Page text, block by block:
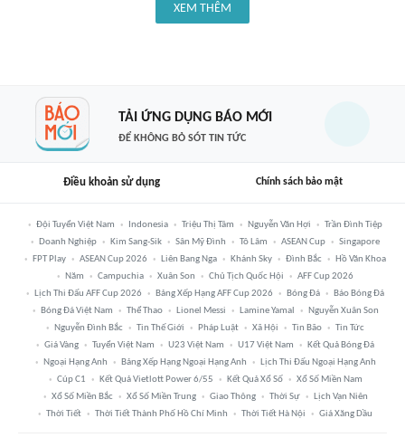
XEM THÊM
TẢI ỨNG DỤNG BÁO MỚI
ĐỂ KHÔNG BỎ SÓT TIN TỨC
Điều khoản sử dụng Chính sách bảo mật
Đội Tuyển Việt Nam Indonesia Triệu Thị Tâm Nguyễn Văn Hợi
Trần Đình Tiệp
Doanh Nghiệp
Kim Sang-Sik Sân Mỹ Đình Tô Lâm ASEAN Cup
Singapore
FPT Play
ASEAN Cup 2026 Liên Bang Nga Khánh Sky Đình Bắc
Hồ Văn Khoa
Năm
Campuchia Xuân Son Chủ Tịch Quốc Hội
AFF Cup 2026
Lịch Thi Đấu AFF Cup 2026
Bảng Xếp Hạng AFF Cup 2026 Bóng Đá
Báo Bóng Đá
Bóng Đá Việt Nam
Thể Thao Lionel Messi Lamine Yamal
Nguyễn Xuân Son
Nguyễn Đình Bắc
Tin Thế Giới Pháp Luật Xã Hội Tin Bão
Tin Tức
Giá Vàng
Tuyển Việt Nam U23 Việt Nam U17 Việt Nam
Kết Quả Bóng Đá
Ngoại Hạng Anh
Bảng Xếp Hạng Ngoại Hạng Anh
Lịch Thi Đấu Ngoại Hạng Anh
Cúp C1
Kết Quả Vietlott Power 6/55 Kết Quả Xổ Số
Xổ Số Miền Nam
Xổ Số Miền Bắc
Xổ Số Miền Trung Giao Thông Thời Sự
Lịch Vạn Niên
Thời Tiết
Thời Tiết Thành Phố Hồ Chí Minh Thời Tiết Hà Nội Giá Xăng Dầu